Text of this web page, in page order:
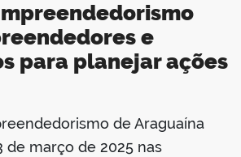
e
para planejar ações
de Araguaína
de março de 2025 nas